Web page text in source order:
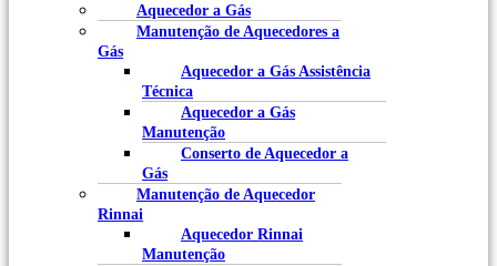
Aquecedor a Gás
Manutenção de Aquecedores a
Gás
Aquecedor a Gás Assistência
Técnica
Aquecedor a Gás
Manutenção
Conserto de Aquecedor a
Gás
Manutenção de Aquecedor
Rinnai
Aquecedor Rinnai
Manutenção